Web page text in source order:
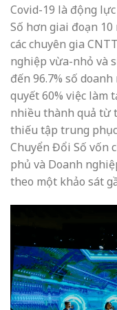
Covid-19 là động
Số hơn giai đoạn
các chuyên gia
nghiệp vừa-nhỏ và
đến 96.7% số
quyết 60% việc làm
nhiều thành quả từ
thiếu tập trung
Chuyển Đổi Số vốn
phủ và Doanh
theo một khảo sát